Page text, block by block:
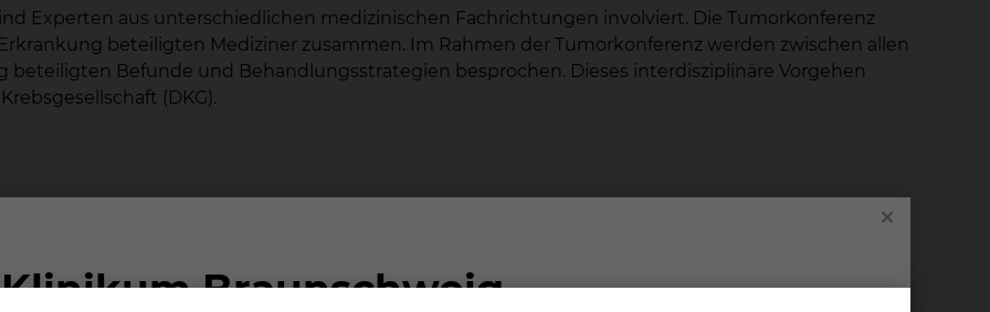
Experten aus unterschiedlichen medizinischen Fachrichtungen involviert. Die Tumorkonferenz
beteiligten Mediziner zusammen. Im Rahmen der Tumorkonferenz werden zwischen allen
beteiligten Befunde und Behandlungsstrategien besprochen. Dieses interdisziplinäre Vorgehen
(DKG).